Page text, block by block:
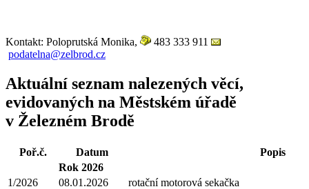
Kontakt: Poloprutská Monika,
483 333 911
podatelna@zelbrod.cz
Aktuální seznam nalezených věcí,
evidovaných na Městském úřadě
v Železném Brodě
Poř.č. Datum
Popis
Rok 2026
1/2026
08.01.2026
rotační motorová sekačka